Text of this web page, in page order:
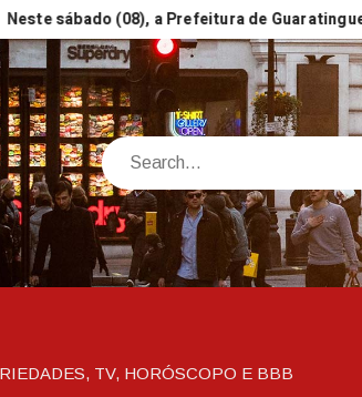
(08), a Prefeitura de Guaratinguetá
Search
TV, HORÓSCOPO E BBB